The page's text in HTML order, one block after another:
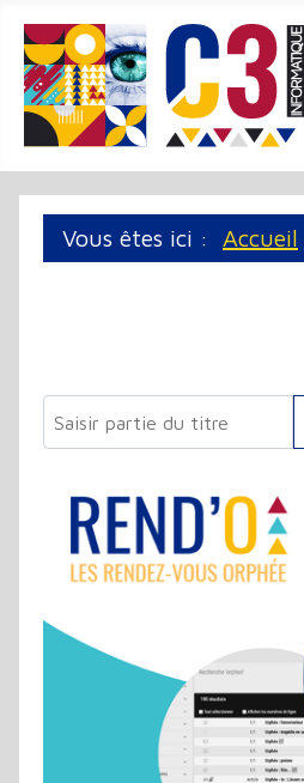
Vous êtes ici : Accueil